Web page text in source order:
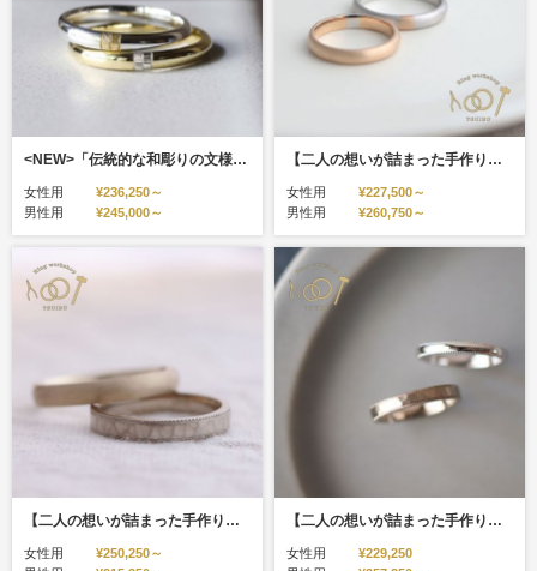
<NEW>「伝統的な和彫りの文様に二人の想いを込めて」二人の指輪を一部交換したシェアマリッジリング
女性用
¥236,250～
男性用
¥245,000～
【二人の想いが詰まった手作り結婚指輪】プラチナ/K18イエローゴールド・甲丸型・コンビリング・マット仕上げ
女性用
¥227,500～
男性用
¥260,750～
【二人の想いが詰まった手作り結婚指輪】K18ホワイトゴールド・甲丸型/槌目型・ミルグレイン・マット仕上げ
女性用
¥250,250～
【二人の想いが詰まった手作り結婚指輪】プラチナ/K18ホワイトゴールド・甲丸型/槌目型・ミルグレイン・鏡面仕上げ/マット仕上げ
女性用
¥229,250